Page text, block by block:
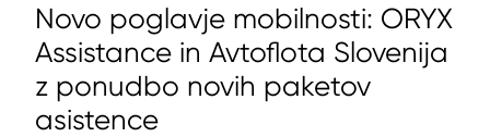
Novo poglavje mobilnosti: ORYX
Assistance in Avtoflota Slovenija
z ponudbo novih paketov
asistence